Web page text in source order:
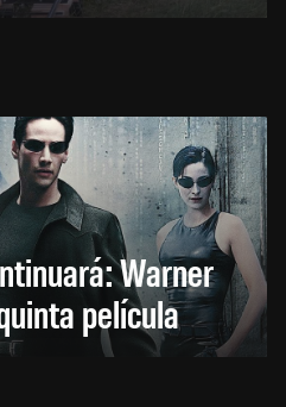
Warner
película